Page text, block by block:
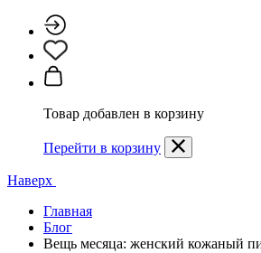
Товар добавлен в корзину
Перейти в корзину
Наверх
Главная
Блог
Вещь месяца: женский кожаный